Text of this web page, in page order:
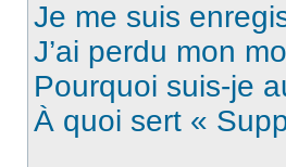
Je me suis
J’ai perdu mon
Pourquoi suis-je
À quoi sert «